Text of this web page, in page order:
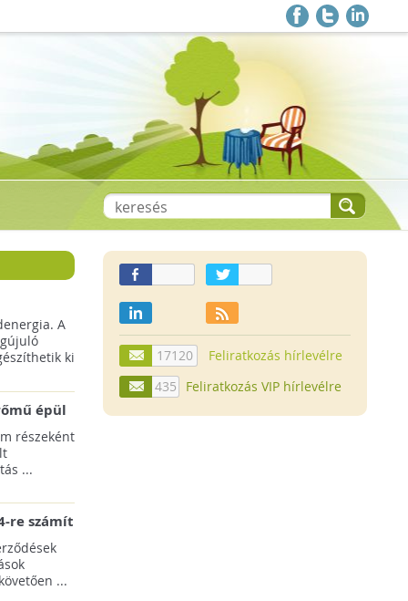
A
ki
épül
részeként
...
re számít
ágazat
...
17120
Feliratkozás hírlevélre
435
Feliratkozás VIP hírlevélre